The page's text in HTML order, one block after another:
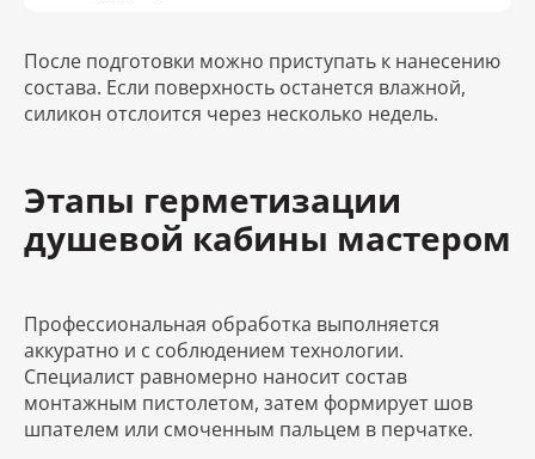
После подготовки можно приступать к нанесению
состава. Если поверхность останется влажной,
силикон отслоится через несколько недель.
Этапы герметизации
душевой кабины мастером
Профессиональная обработка выполняется
аккуратно и с соблюдением технологии.
Специалист равномерно наносит состав
монтажным пистолетом, затем формирует шов
шпателем или смоченным пальцем в перчатке.